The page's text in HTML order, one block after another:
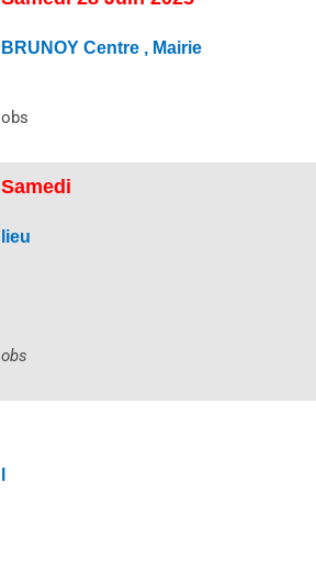
BRUNOY Centre , Mairie
obs
Samedi
lieu
obs